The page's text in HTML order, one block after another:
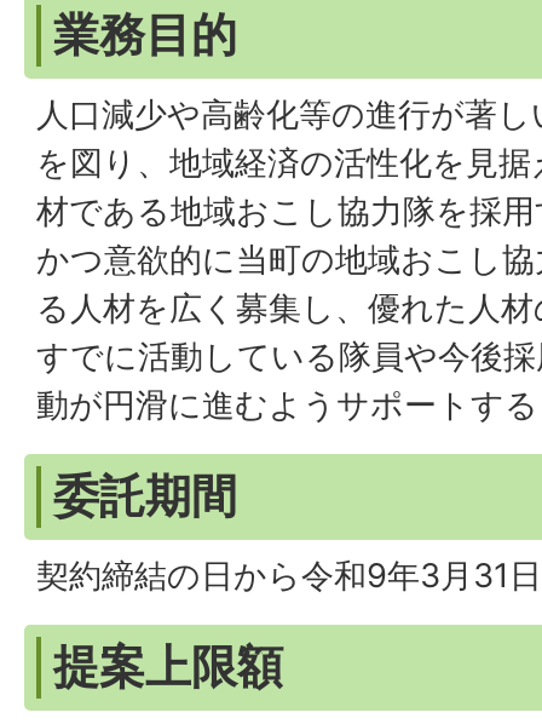
業務目的
人口減少や高齢化等の進行が著
を図り、地域経済の活性化を見
材である地域おこし協力隊を採
かつ意欲的に当町の地域おこし
る人材を広く募集し、優れた人
すでに活動している隊員や今後
動が円滑に進むようサポートす
委託期間
契約締結の日から令和9年3月31
提案上限額